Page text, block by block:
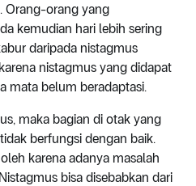
Orang-orang yang
kemudian hari lebih sering
daripada nistagmus
nistagmus yang didapat
mata belum beradaptasi.
maka bagian di otak yang
berfungsi dengan baik.
karena adanya masalah
bisa disebabkan dari